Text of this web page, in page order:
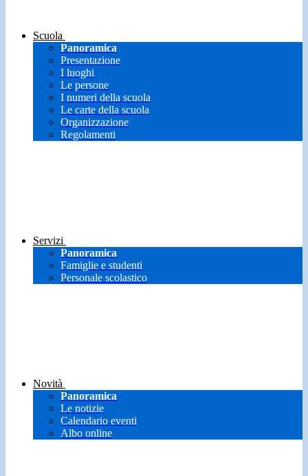
Scuola
Panoramica
Presentazione
I luoghi
Le persone
I numeri della scuola
Le carte della scuola
Organizzazione
Regolamenti
Servizi
Panoramica
Famiglie e studenti
Personale scolastico
Novità
Panoramica
Le notizie
Calendario eventi
Albo online